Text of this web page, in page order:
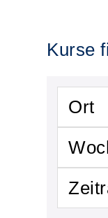
Kurse
Ort